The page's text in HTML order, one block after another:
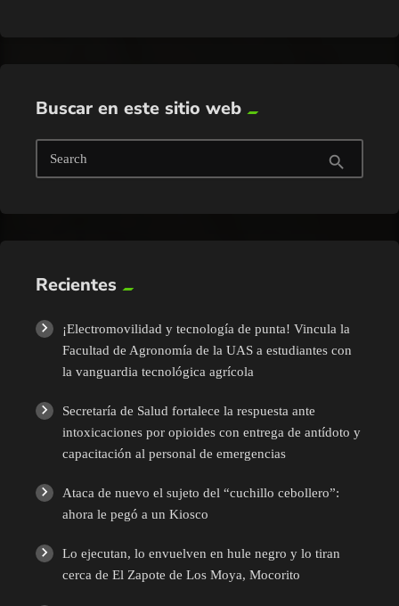
Buscar en este sitio web
Search search
Recientes
¡Electromovilidad y tecnología de punta! Vincula la
Facultad de Agronomía de la UAS a estudiantes con
la vanguardia tecnológica agrícola
Secretaría de Salud fortalece la respuesta ante
intoxicaciones por opioides con entrega de antídoto y
capacitación al personal de emergencias
Ataca de nuevo el sujeto del “cuchillo cebollero”:
ahora le pegó a un Kiosco
Lo ejecutan, lo envuelven en hule negro y lo tiran
cerca de El Zapote de Los Moya, Mocorito